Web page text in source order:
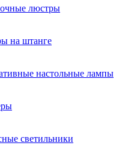
люстры
на штанге
настольные лампы
светильники